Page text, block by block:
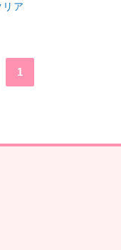
リア
1